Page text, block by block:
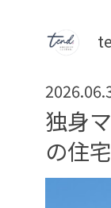
独身
の住